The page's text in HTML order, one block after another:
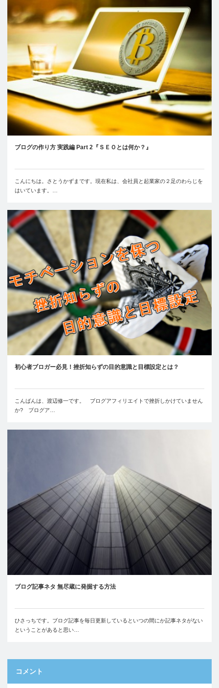
ブログの作り方 実践編 Part 2『ＳＥＯとは何か？』
こんにちは。さとうかずまです。現在私は、会社員と起業家の２足のわらじを
はいています。…
初心者ブロガー必見！挫折知らずの目的意識と目標設定とは？
こんばんは、渡辺修一です。 ブログアフィリエイトで挫折しかけていません
か? ブログア…
ブログ記事ネタ 無尽蔵に発掘する方法
ひさっちです。ブログ記事を毎日更新しているといつの間にか記事ネタがない
ということがあると思い…
コメント